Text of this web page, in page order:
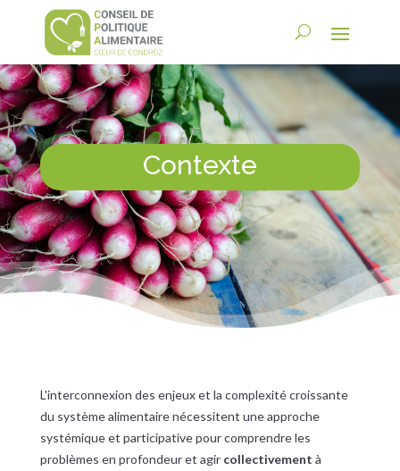
Contexte
L'interconnexion des enjeux et la complexité croissante
du système alimentaire nécessitent une approche
systémique et participative pour comprendre les
problèmes en profondeur et agir collectivement à